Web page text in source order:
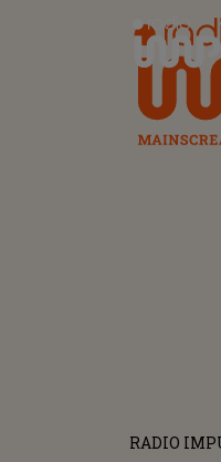
Radio
RADIO